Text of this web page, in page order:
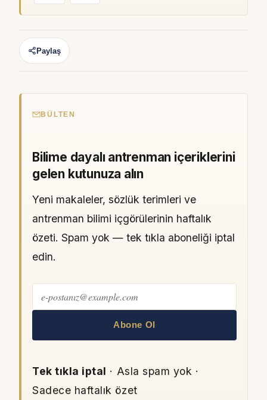
Paylaş
BÜLTEN
Bilime dayalı antrenman içeriklerini
gelen kutunuza alın
Yeni makaleler, sözlük terimleri ve
antrenman bilimi içgörülerinin haftalık
özeti. Spam yok — tek tıkla aboneliği iptal
edin.
Abone Ol
Tek tıkla iptal · Asla spam yok ·
Sadece haftalık özet